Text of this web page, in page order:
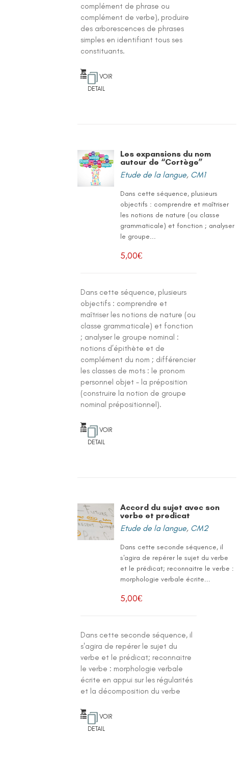
complément de phrase ou
complément de verbe), produire
des arborescences de phrases
simples en identifiant tous ses
constituants.
VOIR
DETAIL
Les expansions du nom
autour de “Cortège”
Etude de la langue, CM1
Dans cette séquence, plusieurs
objectifs : comprendre et maîtriser
les notions de nature (ou classe
grammaticale) et fonction ; analyser
le groupe...
5,00€
Dans cette séquence, plusieurs
objectifs : comprendre et
maîtriser les notions de nature (ou
classe grammaticale) et fonction
; analyser le groupe nominal :
notions d’épithète et de
complément du nom ; différencier
les classes de mots : le pronom
personnel objet - la préposition
(construire la notion de groupe
nominal prépositionnel).
VOIR
DETAIL
Accord du sujet avec son
verbe et predicat
Etude de la langue, CM2
Dans cette seconde séquence, il
s'agira de repérer le sujet du verbe
et le prédicat; reconnaitre le verbe :
morphologie verbale écrite...
5,00€
Dans cette seconde séquence, il
s'agira de repérer le sujet du
verbe et le prédicat; reconnaitre
le verbe : morphologie verbale
écrite en appui sur les régularités
et la décomposition du verbe
VOIR
DETAIL